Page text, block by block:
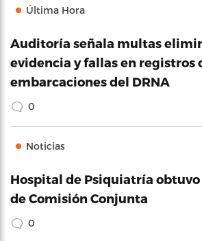
Última Hora
Auditoría señala multas
evidencia y fallas en registros
embarcaciones del DRNA
0
Noticias
Hospital de Psiquiatría
de Comisión Conjunta
0